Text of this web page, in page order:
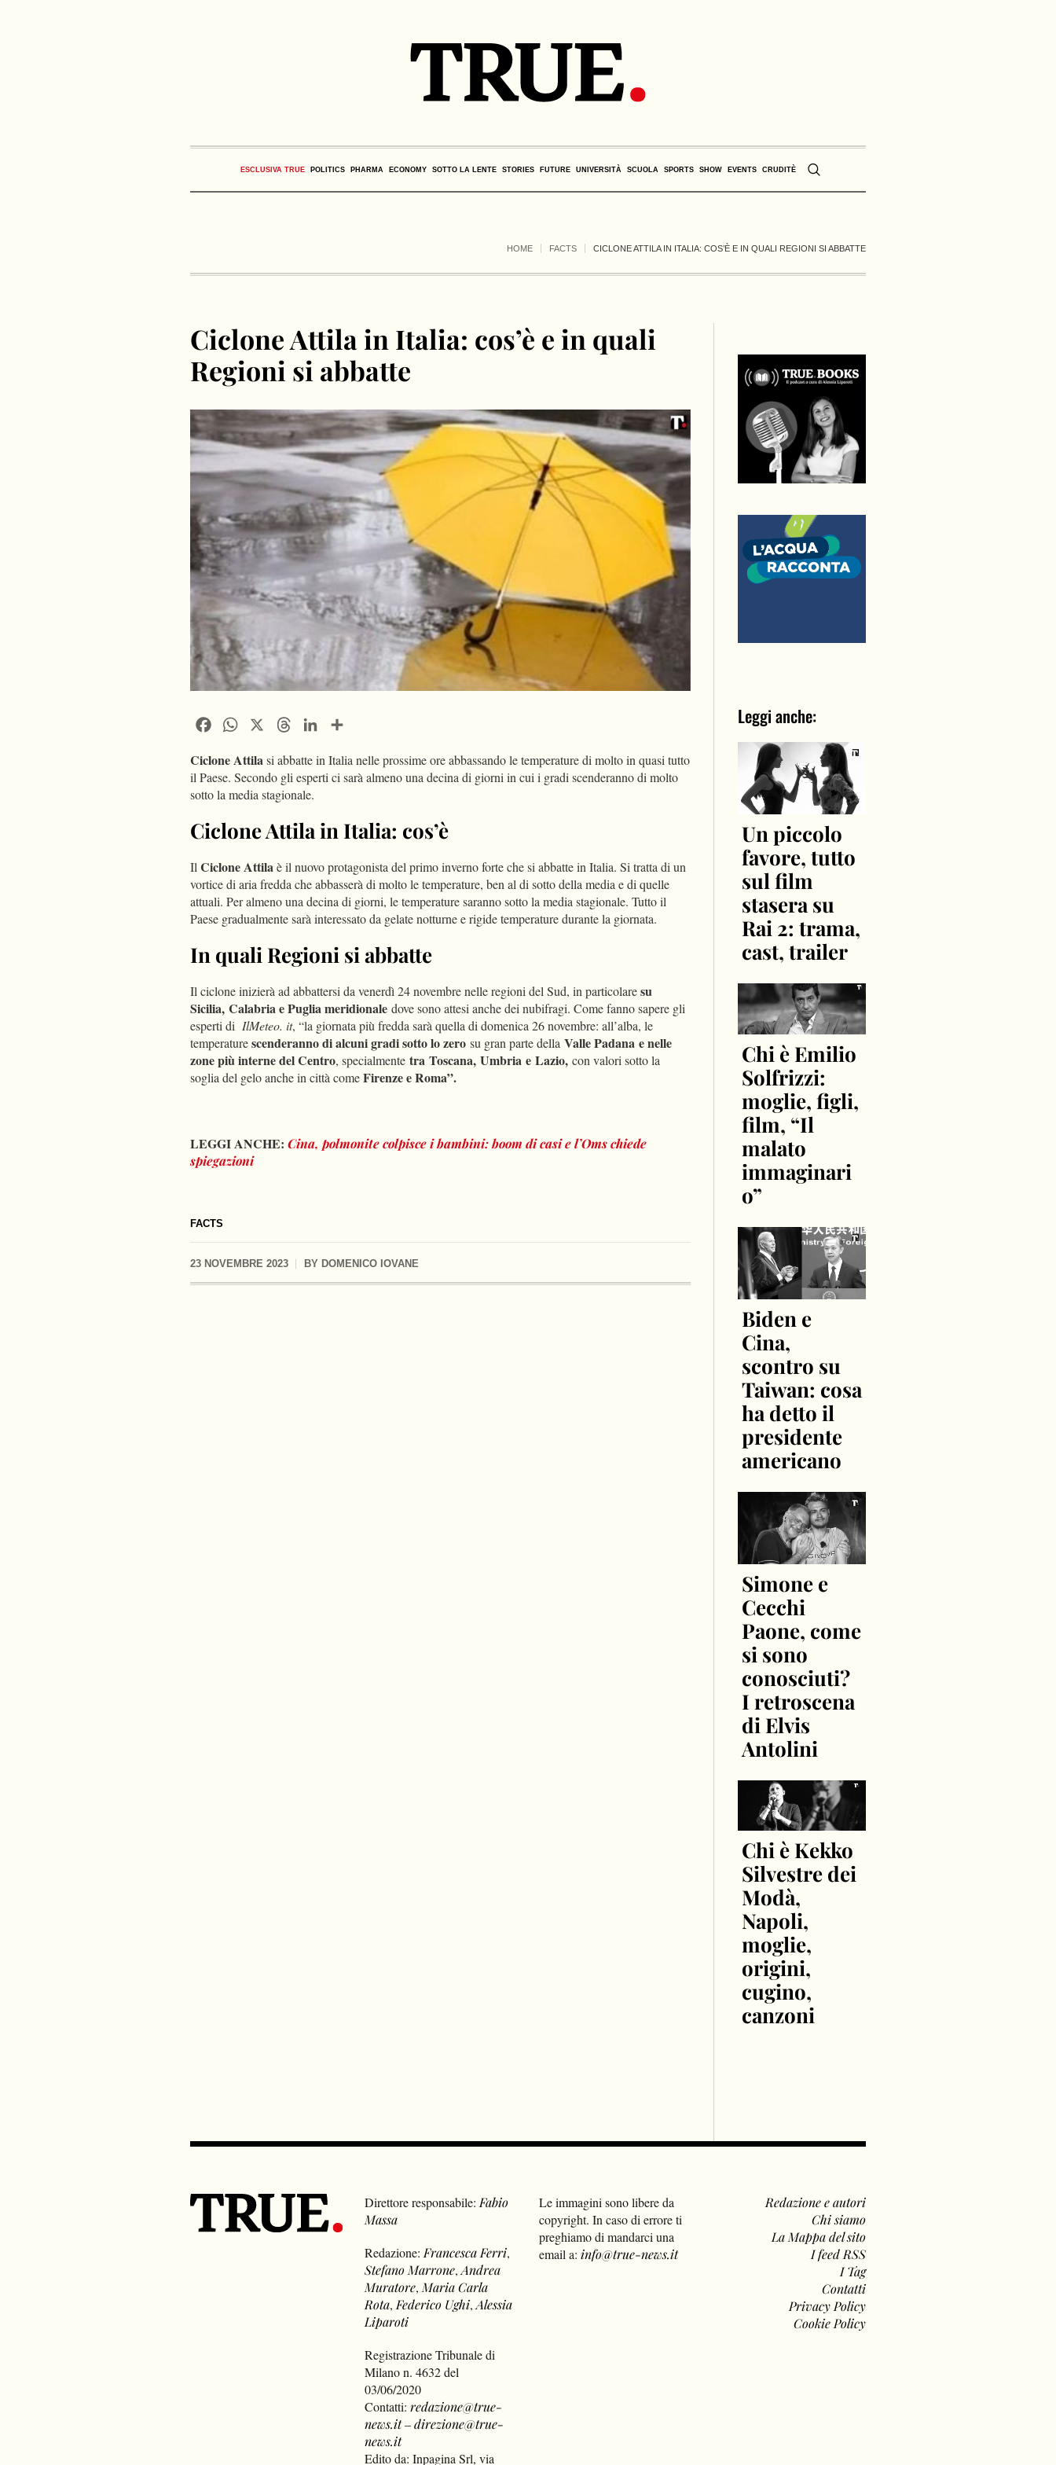
ESCLUSIVA TRUE POLITICS PHARMA ECONOMY SOTTO LA LENTE STORIES FUTURE UNIVERSITÀ SCUOLA SPORTS SHOW EVENTS CRUDITÈ
HOME FACTS CICLONE ATTILA IN ITALIA: COS’È E IN QUALI REGIONI SI ABBATTE
FACTS
Ciclone Attila in Italia: cos’è e in quali
Regioni si abbatte
23 NOVEMBRE 2023 BY DOMENICO IOVANE
FacebookWhatsApp ThreadsLinkedIn
Ciclone Attilasi abbatte in Italia nelle prossime ore abbassando le temperature di molto in quasi tutto
il Paese. Secondo gli esperti ci sarà almeno una decina di giorni in cui i gradi scenderanno di molto
sotto la media stagionale.
Ciclone Attila in Italia: cos’è
IlCiclone Attilaè il nuovo protagonista del primo inverno forte che si abbatte in Italia. Si tratta di un
vortice di aria fredda che abbasserà di molto le temperature, ben al di sotto della media e di quelle
attuali. Per almeno una decina di giorni, le temperature saranno sotto la media stagionale. Tutto il
Paese gradualmente sarà interessato da gelate notturne e rigide temperature durante la giornata.
In quali Regioni si abbatte
Il ciclone inizierà ad abbattersi da venerdì 24 novembre nelle regioni del Sud, in particolaresu
Sicilia, Calabria e Puglia meridionale dove sono attesi anche dei nubifragi. Come fanno sapere gli
esperti di IlMeteo. it, “la giornata più fredda sarà quella di domenica 26 novembre: all’alba, le
temperaturescenderanno di alcuni gradi sotto lo zero su gran parte della Valle Padana e nelle
zone più interne del Centro, specialmente tra Toscana, Umbria e Lazio, con valori sotto la
soglia del gelo anche in città comeFirenze e Roma”.
LEGGI ANCHE: Cina, polmonite colpisce i bambini: boom di casi e l’Oms chiede
spiegazioni
Leggi anche:
Un piccolo
favore, tutto
sul film
stasera su
Rai 2: trama,
cast, trailer
Chi è Emilio
Solfrizzi:
moglie, figli,
film, “Il
malato
immaginari
o”
Biden e
Cina,
scontro su
Taiwan: cosa
ha detto il
presidente
americano
Simone e
Cecchi
Paone, come
si sono
conosciuti?
I retroscena
di Elvis
Antolini
Chi è Kekko
Silvestre dei
Modà,
Napoli,
moglie,
origini,
cugino,
canzoni
Direttore responsabile:Fabio
Massa
Redazione:Francesca Ferri,
Stefano Marrone,Andrea
Muratore,Maria Carla
Rota,Federico Ughi,Alessia
Liparoti
Registrazione Tribunale di
Milano n. 4632 del
03/06/2020
Contatti:redazione@true-
news.it–direzione@true-
news.it
Edito da: Inpagina Srl, via
Le immagini sono libere da
copyright. In caso di errore ti
preghiamo di mandarci una
email a: info@true-news.it
Redazione e autori
Chi siamo
La Mappa del sito
I feed RSS
I Tag
Contatti
Privacy Policy
Cookie Policy